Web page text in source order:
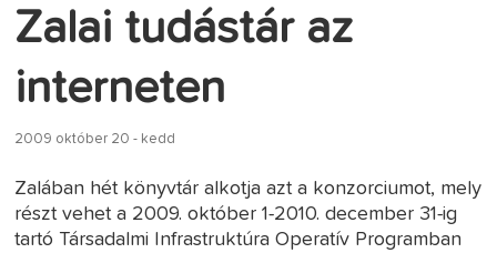
Zalai tudástár az
interneten
2009 október 20 - kedd
Zalában hét könyvtár alkotja azt a konzorciumot, mely
részt vehet a 2009. október 1-2010. december 31-ig
tartó Társadalmi Infrastruktúra Operatív Programban